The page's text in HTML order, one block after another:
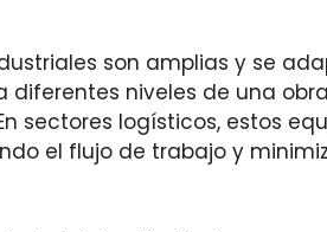
son amplias y se
niveles de una
sectores logísticos, estos
el flujo de trabajo y